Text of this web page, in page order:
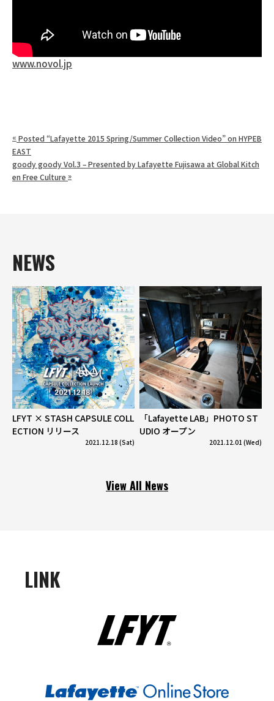
www.novol.jp
« Posted “Lafayette 2015 Spring/Summer Collection Video” on HYPEB
EAST
goody goody Vol.3 – Presented by Lafayette Fujisawa at Global Kitch
en Free Culture »
NEWS
LFYT × STASH CAPSULE COLL
ECTION リリース
2021.12.18 (Sat)
「Lafayette LAB」PHOTO ST
UDIO オープン
2021.12.01 (Wed)
View All News
LINK